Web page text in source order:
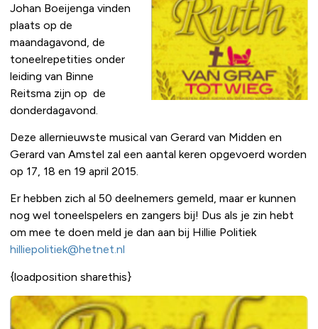
Johan Boeijenga vinden
plaats op de
maandagavond, de
toneelrepetities onder
leiding van Binne
Reitsma zijn op de
donderdagavond.
Deze allernieuwste musical van Gerard van Midden en
Gerard van Amstel zal een aantal keren opgevoerd worden
op 17, 18 en 19 april 2015.
Er hebben zich al 50 deelnemers gemeld, maar er kunnen
nog wel toneelspelers en zangers bij! Dus als je zin hebt
om mee te doen meld je dan aan bij Hillie Politiek
hilliepolitiek@hetnet.nl
{loadposition sharethis}